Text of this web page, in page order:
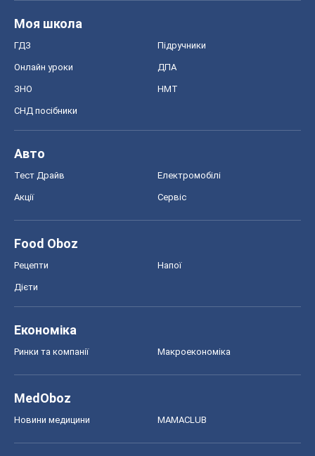
Моя школа
ГДЗ Підручники
Онлайн уроки ДПА
ЗНО НМТ
СНД посібники
Авто
Тест Драйв Електромобілі
Акції Сервіс
Food Oboz
Рецепти Напої
Дієти
Економіка
Ринки та компанії Макроекономіка
MedOboz
Новини медицини MAMACLUB